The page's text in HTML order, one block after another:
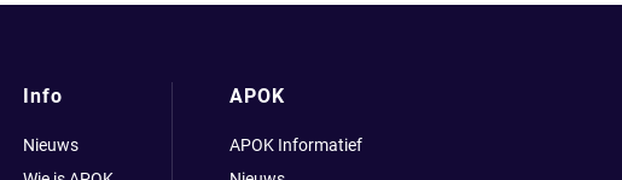
Info
Nieuws
APOK
APOK Informatief